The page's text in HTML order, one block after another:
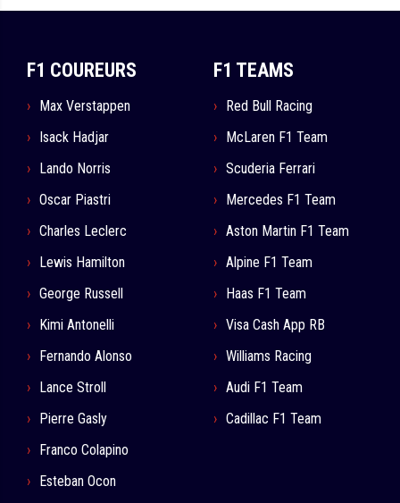
F1 COUREURS
Max Verstappen
Isack Hadjar
Lando Norris
Oscar Piastri
Charles Leclerc
Lewis Hamilton
George Russell
Kimi Antonelli
Fernando Alonso
Lance Stroll
Pierre Gasly
Franco Colapino
Esteban Ocon
F1 TEAMS
Red Bull Racing
McLaren F1 Team
Scuderia Ferrari
Mercedes F1 Team
Aston Martin F1 Team
Alpine F1 Team
Haas F1 Team
Visa Cash App RB
Williams Racing
Audi F1 Team
Cadillac F1 Team